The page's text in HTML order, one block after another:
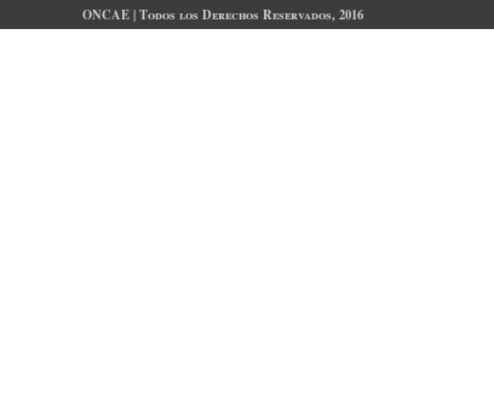
ONCAE | Todos los Derechos Reservados, 2016